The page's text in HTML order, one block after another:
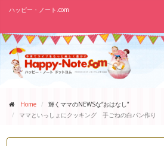
ハッピー・ノート.com
Home
輝くママのNEWSな“おはなし”
ママといっしょにクッキング 手ごねの白パン作り